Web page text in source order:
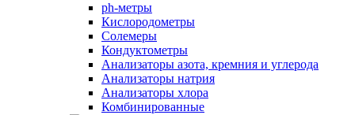
ph-метры
Кислородометры
Солемеры
Кондуктометры
Анализаторы азота, кремния и углерода
Анализаторы натрия
Анализаторы хлора
Комбинированные